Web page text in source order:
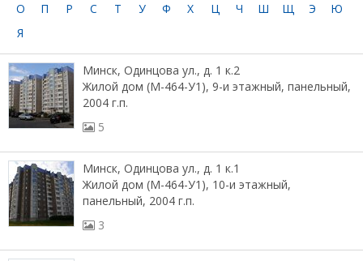
О
П Р С Т У Ф Х Ц Ч Ш Щ Э
Ю
Я
Минск, Одинцова ул., д. 1 к.2
Жилой дом (М-464-У1), 9-и этажный, панельный,
2004 г.п.
5
Минск, Одинцова ул., д. 1 к.1
Жилой дом (М-464-У1), 10-и этажный,
панельный, 2004 г.п.
3